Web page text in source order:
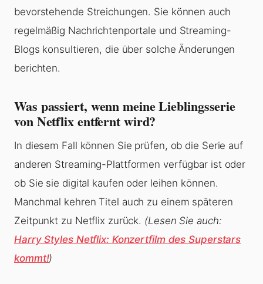
bevorstehende Streichungen. Sie können auch
regelmäßig Nachrichtenportale und Streaming-
Blogs konsultieren, die über solche Änderungen
berichten.
Was passiert, wenn meine Lieblingsserie
von Netflix entfernt wird?
In diesem Fall können Sie prüfen, ob die Serie auf
anderen Streaming-Plattformen verfügbar ist oder
ob Sie sie digital kaufen oder leihen können.
Manchmal kehren Titel auch zu einem späteren
Zeitpunkt zu Netflix zurück. (Lesen Sie auch:
Harry Styles Netflix: Konzertfilm des Superstars
kommt!)